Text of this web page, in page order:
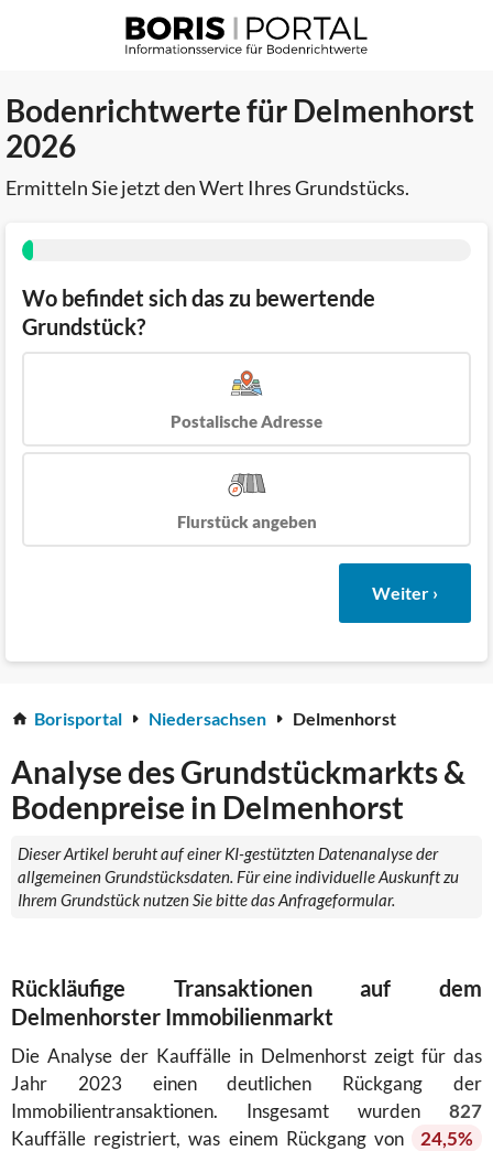
Bodenrichtwerte für Delmenhorst
2026
Ermitteln Sie jetzt den Wert Ihres Grundstücks.
Wo befindet sich das zu bewertende
Grundstück?
Postalische Adresse
Flurstück angeben
Weiter ›
Borisportal Niedersachsen Delmenhorst
Analyse des Grundstückmarkts &
Bodenpreise in Delmenhorst
Dieser Artikel beruht auf einer KI-gestützten Datenanalyse der
allgemeinen Grundstücksdaten. Für eine individuelle Auskunft zu
Ihrem Grundstück nutzen Sie bitte das Anfrageformular.
Rückläufige Transaktionen auf dem
Delmenhorster Immobilienmarkt
Die Analyse der Kauffälle in Delmenhorst zeigt für das
Jahr 2023 einen deutlichen Rückgang der
Immobilientransaktionen. Insgesamt wurden 827
Kauffälle registriert, was einem Rückgang von
24,5%